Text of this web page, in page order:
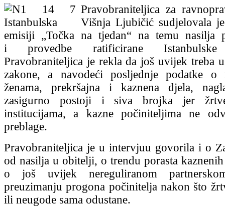
Pravobraniteljica za
Višnja Ljubičić sudjelovala
emisiji „Točka na tjedan“ na temu nasilja
i provedbe ratificirane Istanbulske
Pravobraniteljica je rekla da još uvijek treba
zakone, a navodeći posljednje podatke o
ženama, prekršajna i kaznena djela,
zasigurno postoji i siva brojka jer
institucijama, a kazne počiniteljima ne
preblage.
Pravobraniteljica je u intervjuu govorila i o
od nasilja u obitelji, o trendu porasta
o još uvijek nereguliranom
preuzimanju progona počinitelja nakon što
ili neugode sama odustane.